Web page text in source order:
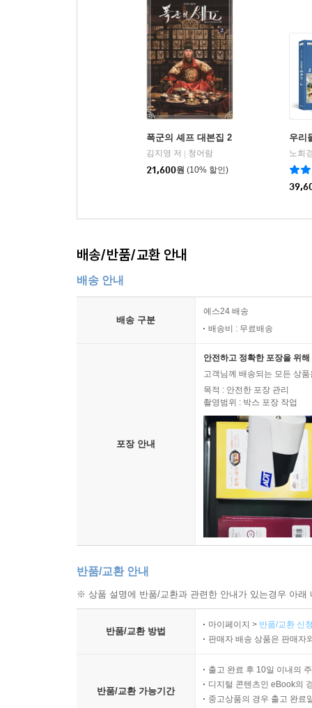
폭군의 셰프 대본집 2
김지영 저
청어람
21,600원 (10% 할인)
우리
노희
배송/반품/교환 안내
배송 안내
배송 구분
예스24 배송
배송비 : 무료배송
포장 안내
안전하고 정확한 포장을 위
고객님께 배송되는 모든 상
목적 : 안전한 포장 관리
촬영범위 : 박스 포장 작업
반품/교환 안내
※ 상품 설명에 반품/교환과 관련한 안내가 있는경우 아
반품/교환 방법
마이페이지 > 반품/교환 신
판매자 배송 상품은 판매자
반품/교환 가능기간
출고 완료 후 10일 이내의
디지털 콘텐츠인 eBook의
중고상품의 경우 출고 완료